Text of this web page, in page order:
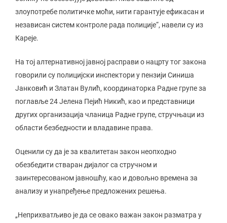
злоупотребе политичке моћи, нити гарантује ефикасан и
независан систем контроле рада полиције“, навели су из
Кареје.
На тој алтернативној јавној расправи о нацрту тог закона
говорили су полицијски инспектори у пензији Синиша
Јанковић и Златан Вулић, координаторка Радне групе за
поглавље 24 Јелена Пејић Никић, као и представници
других организација чланица Радне групе, стручњаци из
области безбедности и владавине права.
Оценили су да је за квалитетан закон неопходно
обезбедити стваран дијалог са стручном и
заинтересованом јавношћу, као и довољно времена за
анализу и унапређење предложених решења.
„Неприхватљиво је да се овако важан закон разматра у